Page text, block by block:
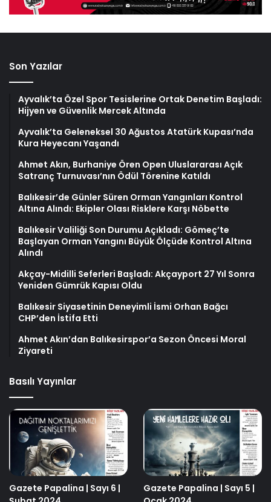
Son Yazılar
Ayvalık’ta Özel Spor Tesislerine Ortak Denetim Başladı:
Hijyen ve Güvenlik Mercek Altında
Ayvalık’ta Geleneksel 30 Ağustos Atatürk Kupası’nda
Kura Heyecanı Yaşandı
Ahmet Akın, Burhaniye Ören Open Uluslararası Açık
Satranç Turnuvası’nın Ödül Törenine Katıldı
Balıkesir’de Günler Süren Orman Yangınları Kontrol
Altına Alındı: Ekipler Olası Risklere Karşı Nöbette
Balıkesir Valiliği Son Durumu Açıkladı: Gömeç’te
Başlayan Orman Yangını Büyük Ölçüde Kontrol Altına
Alındı
Akçay-Midilli Seferleri Başladı: Akçayport 27 Yıl Sonra
Yeniden Gümrük Kapısı Oldu
Balıkesir Siyasetinin Deneyimli İsmi Orhan Bağcı
CHP’den İstifa Etti
Ahmet Akın’dan Balıkesirspor’a Sezon Öncesi Moral
Ziyareti
Basılı Yayınlar
Gazete Papalina | Sayı 6 |
Gazete Papalina | Sayı 5 |